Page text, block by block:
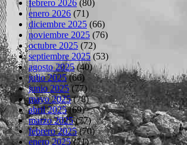
febrero 2026 (80)
enero 2026 (71)
diciembre 2025 (66)
noviembre 2025 (76)
octubre 2025 (72)
septiembre 2025 (53)
agosto 2025(40)
julio 2025(66)
junio 2025(77)
mayo 2025(78)
abril 2025(69)
marzo 2025(77)
febrero 2025(70)
enero 2025(71)